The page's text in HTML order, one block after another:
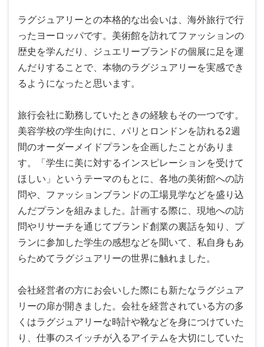
ラグジュアリーとの本格的な出会いは、海外旅行で行
ったヨーロッパです。美術館を訪れてファッションの
歴史を学んだり、ジュエリーブランドの個展に足を運
んだりすることで、本物のラグジュアリーを実感でき
るようになったと思います。
旅行会社に勤務していたときの経験もその一つです。
美容学校の学生向けに、パリとロンドンを訪れる2週
間のオーダーメイドプランを企画したことがありま
す。「学生に美に対するインスピレーションを受けて
ほしい」というテーマのもとに、各地の美術館への訪
問や、ファッションブランドの工場見学などを盛り込
んだプランを組みました。計画する際に、現地への訪
問やリサーチを通じてブランド創業の裏話を知り、プ
ランに参加した学生の感想などを聞いて、私自身もあ
らためてラグジュアリーの世界に触れました。
会社経営者の方にお会いした際にも新たなラグジュア
リーの扉が開きました。会社を経営されている方の多
くはラグジュアリーな時計や靴などを身につけていた
り、仕事のスイッチが入るアイテムを大切にしていた